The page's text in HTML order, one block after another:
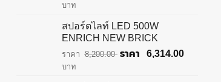
฿28,500.00.
บาท
สปอร์ตไลท์ LED 500W
ENRICH NEW BRICK
8,200.00 Original6,314.00Current
บาท